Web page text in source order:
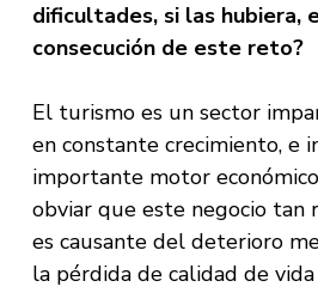
dificultades, si las hubiera,
consecución de este reto?
El turismo es un sector
en constante crecimiento, e
importante motor
obviar que este negocio tan
es causante del deterioro
la pérdida de calidad de